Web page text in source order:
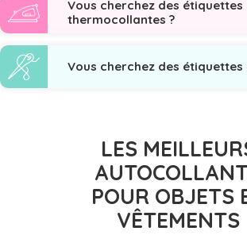
Vous cherchez des étiquettes
thermocollantes ?
Vous cherchez des étiquettes
LES
POUR OBJETS
VÊTEMENTS